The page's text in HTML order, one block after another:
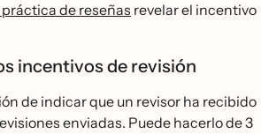
de reseñas revelar el incentivo
incentivos de revisión
de indicar que un revisor ha recibido
enviadas. Puede hacerlo de 3